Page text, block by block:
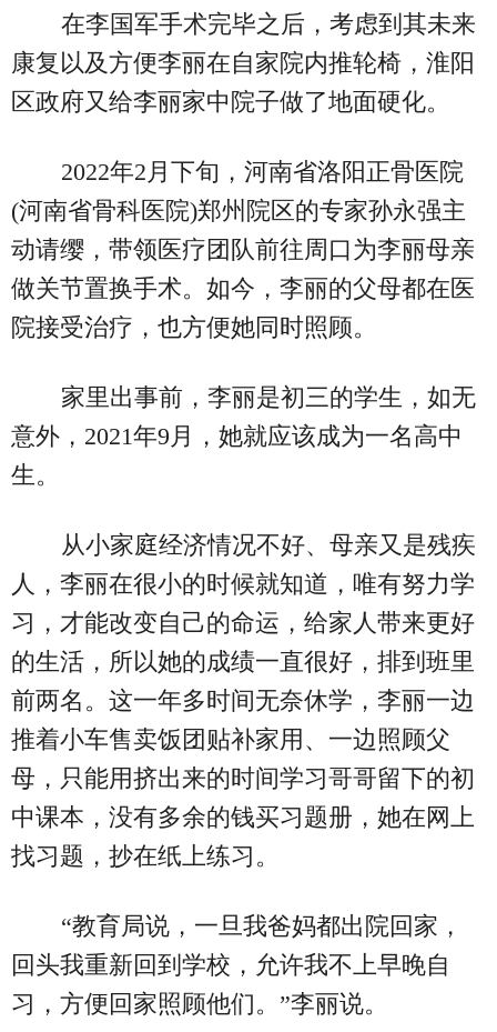
在李国军手术完毕之后，考虑到其未来
康复以及方便李丽在自家院内推轮椅，淮阳
区政府又给李丽家中院子做了地面硬化。
2022年2月下旬，河南省洛阳正骨医院
(河南省骨科医院)郑州院区的专家孙永强主
动请缨，带领医疗团队前往周口为李丽母亲
做关节置换手术。如今，李丽的父母都在医
院接受治疗，也方便她同时照顾。
家里出事前，李丽是初三的学生，如无
意外，2021年9月，她就应该成为一名高中
生。
从小家庭经济情况不好、母亲又是残疾
人，李丽在很小的时候就知道，唯有努力学
习，才能改变自己的命运，给家人带来更好
的生活，所以她的成绩一直很好，排到班里
前两名。这一年多时间无奈休学，李丽一边
推着小车售卖饭团贴补家用、一边照顾父
母，只能用挤出来的时间学习哥哥留下的初
中课本，没有多余的钱买习题册，她在网上
找习题，抄在纸上练习。
“教育局说，一旦我爸妈都出院回家，
回头我重新回到学校，允许我不上早晚自
习，方便回家照顾他们。”李丽说。